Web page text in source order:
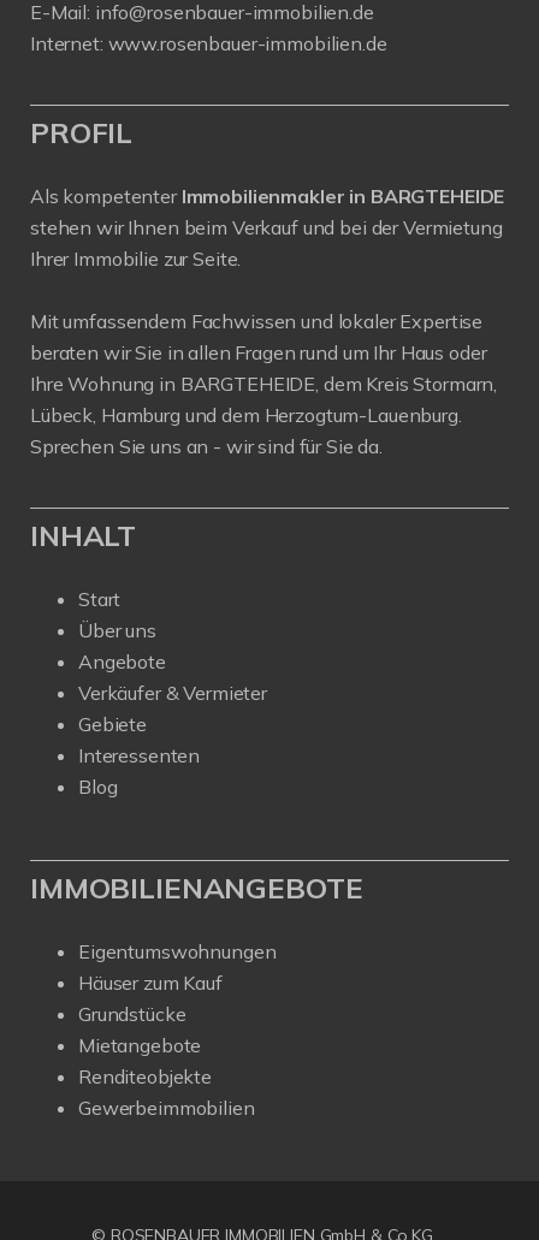
E-Mail: info@rosenbauer-immobilien.de
Internet: www.rosenbauer-immobilien.de
PROFIL
Als kompetenter Immobilienmakler in BARGTEHEIDE
stehen wir Ihnen beim Verkauf und bei der Vermietung
Ihrer Immobilie zur Seite.
Mit umfassendem Fachwissen und lokaler Expertise
beraten wir Sie in allen Fragen rund um Ihr Haus oder
Ihre Wohnung in BARGTEHEIDE, dem Kreis Stormarn,
Lübeck, Hamburg und dem Herzogtum-Lauenburg.
Sprechen Sie uns an - wir sind für Sie da.
INHALT
Start
Über uns
Angebote
Verkäufer & Vermieter
Gebiete
Interessenten
Blog
IMMOBILIENANGEBOTE
Eigentumswohnungen
Häuser zum Kauf
Grundstücke
Mietangebote
Renditeobjekte
Gewerbeimmobilien
© ROSENBAUER IMMOBILIEN GmbH & Co.KG